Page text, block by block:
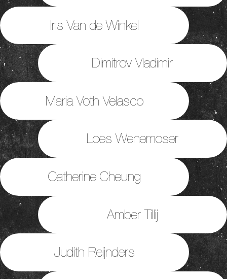
Iris Van de Winkel
Dimitrov Vladimir
Maria Voth Velasco
Loes Wenemoser
Catherine Cheung
Amber Tillij
Judith Reijnders